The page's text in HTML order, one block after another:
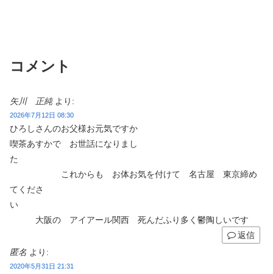
コメント
矢川 正純 より:
2026年7月12日 08:30
ひろしさんのお父様お元気ですか
喫茶あすかで お世話になりまし
た
これからも お体お気を付けて 名古屋 東京締め
てくださ
い
大阪の アイアール関西 死んだふり多く鬱陶しいです
返信
匿名 より:
2020年5月31日 21:31